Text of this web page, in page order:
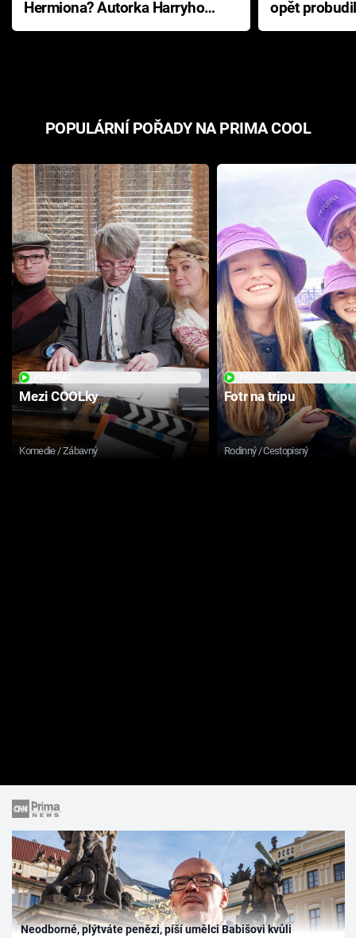
Hermiona? Autorka Harryho
Pottera přišla s ráznou
opět
přichází s
POPULÁRNÍ POŘADY NA PRIMA COOL
Mezi COOLky
Komedie / Zábavný
Fotr na tripu
Rodinný / Cestopisný
Neodborné, plýtváte penězi, píší umělci Babišovi kvůli